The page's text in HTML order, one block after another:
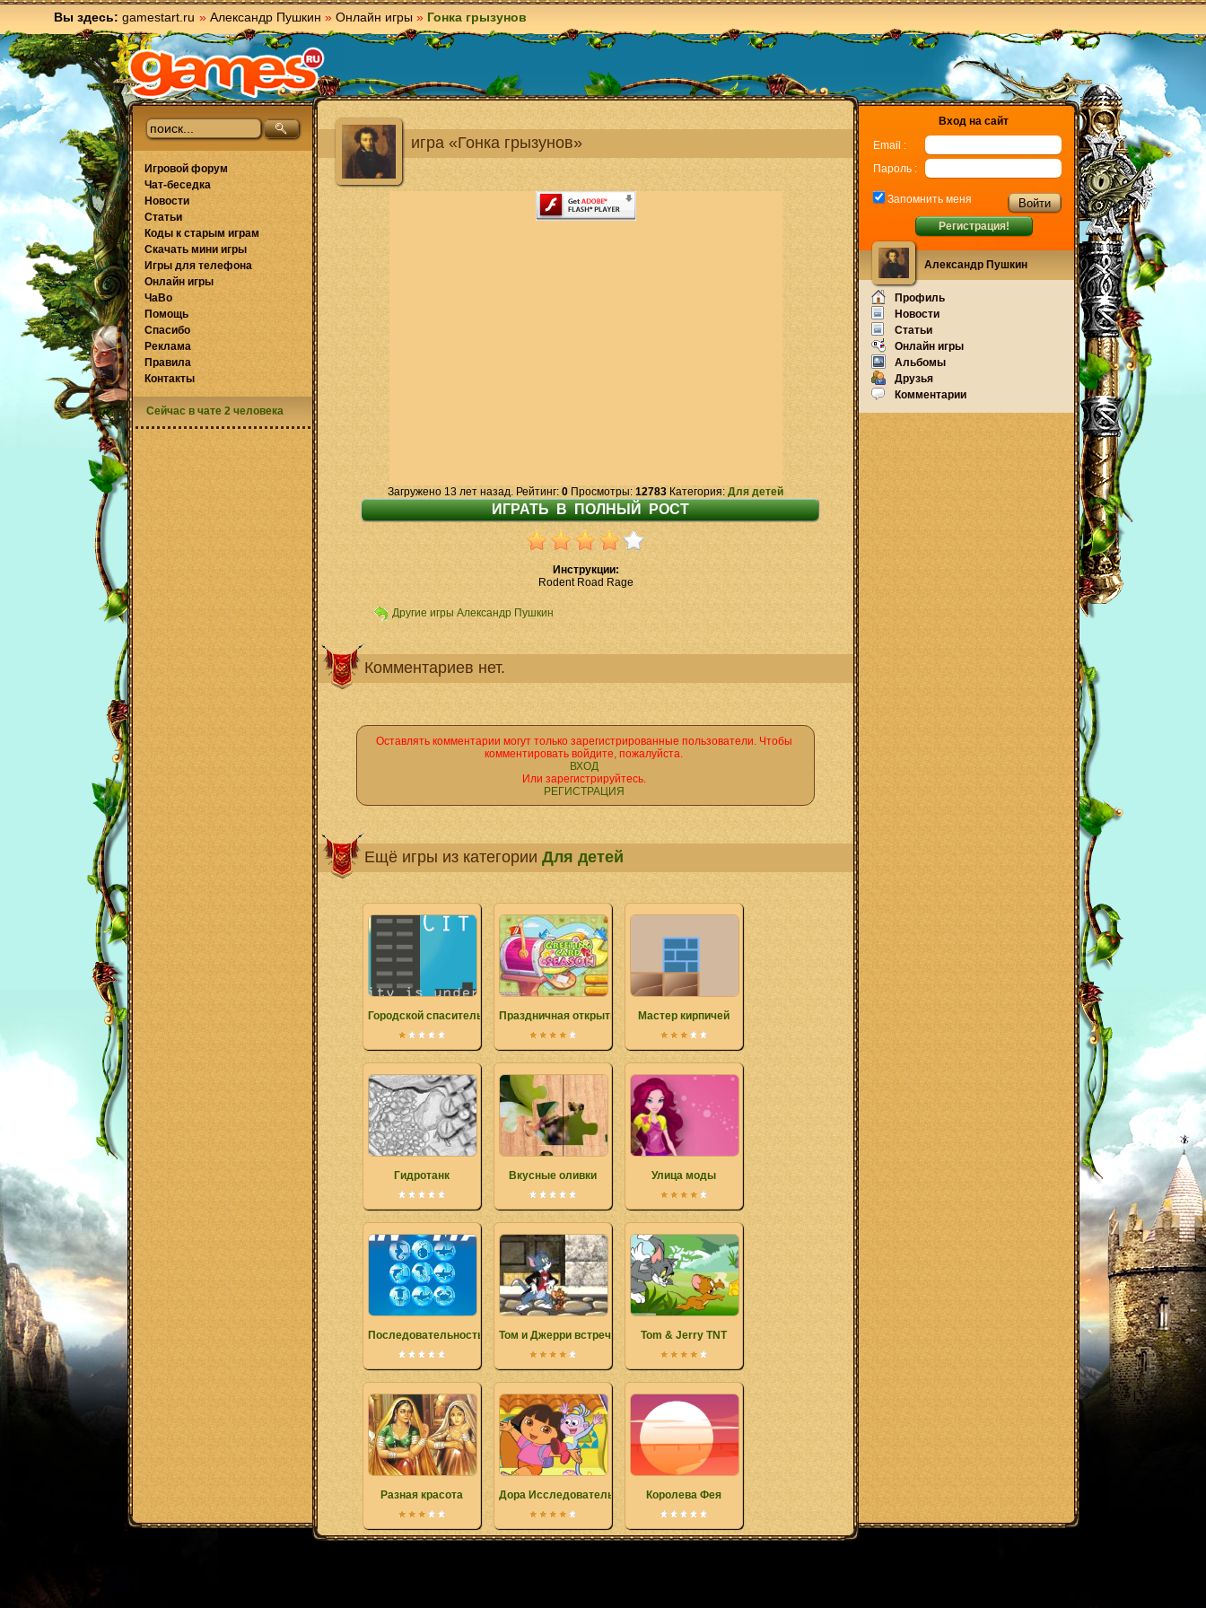
Вы здесь: gamestart.ru » Александр Пушкин » Онлайн игры » Гонка грызунов
игра «Гонка грызунов»
Загружено 13 лет назад. Рейтинг: 0 Просмотры: 12783 Категория: Для детей
Инструкции:
Rodent Road Rage
Другие игры Александр Пушкин
Комментариев нет.
Оставлять комментарии могут только зарегистрированные пользователи. Чтобы
комментировать войдите, пожалуйста.
ВХОД
Или зарегистрируйтесь.
РЕГИСТРАЦИЯ
Ещё игры из категории Для детей
Городской спаситель Праздничная открытка Мастер кирпичей
Гидротанк Вкусные оливки Улица моды
Последовательность в океанеТом и Джерри встречают Шерлока Холмса
Tom & Jerry TNT
Разная красота Дора Исследователь Достичь Башмачка
Королева Фея
Игровой форум
Чат-беседка
Новости
Статьи
Коды к старым играм
Скачать мини игры
Игры для телефона
Онлайн игры
ЧаВо
Помощь
Спасибо
Реклама
Правила
Контакты
Сейчас в чате 2 человека
Вход на сайт
Email :
Пароль :
Запомнить меня
Регистрация!
Александр Пушкин
Профиль
Новости
Статьи
Онлайн игры
Альбомы
Друзья
Комментарии